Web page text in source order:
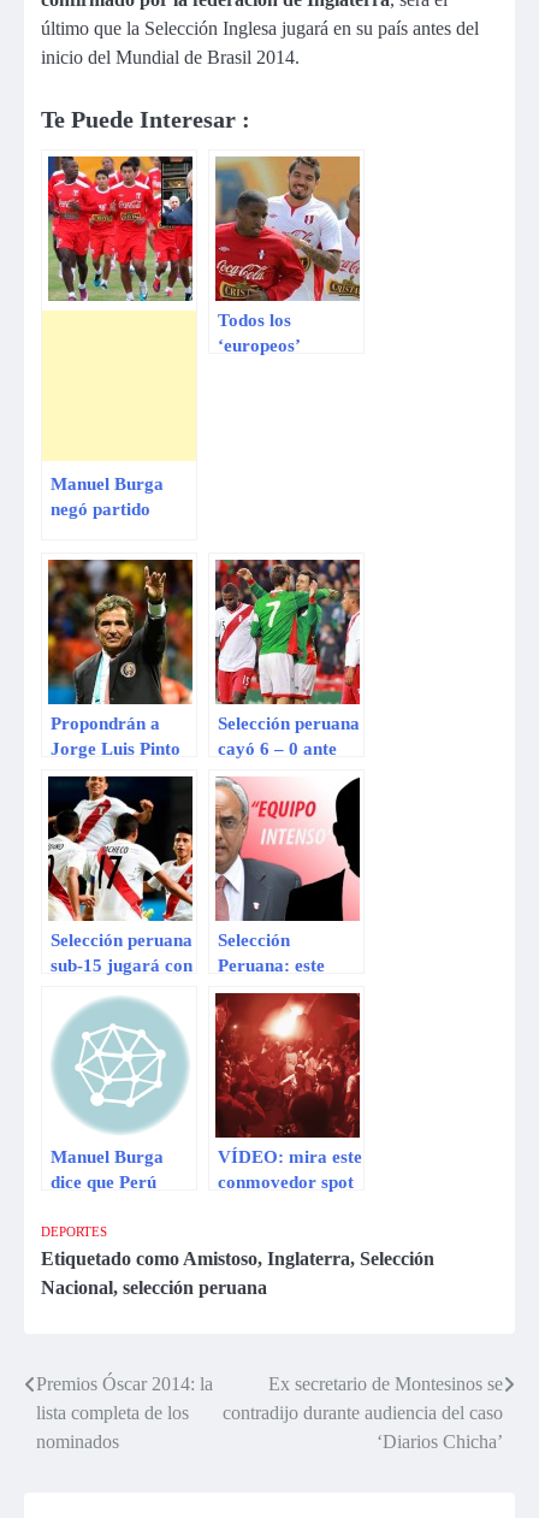
último que la Selección Inglesa jugará en su país antes del
inicio del Mundial de Brasil 2014.
Te Puede Interesar :
Manuel Burga
negó partido
selección peruana
e Inglaterra
Todos los
‘europeos’
Propondrán a
Jorge Luis Pinto
como entrenador
de la selección
peruana
Selección peruana
cayó 6 – 0 ante
País Vasco en
partido amistoso
en Bilbao
[VIDEO]
Selección peruana
sub-15 jugará con
el Real Madrid en
España
Selección
Peruana: este
debe ser el perfil
del próximo DT
de la blanquirroja
Manuel Burga
dice que Perú
sus figuras ante
Inglaterra
VÍDEO: mira este
conmovedor spot
DEPORTES
Etiquetado comoAmistoso, Inglaterra, Selección
Nacional, selección peruana
Navegación
de
Premios Óscar 2014: la
lista completa de los
nominados
Ex secretario de Montesinos se
contradijo durante audiencia del caso
‘Diarios Chicha’